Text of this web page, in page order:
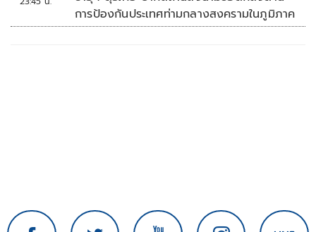
การป้องกันประเทศท่ามกลางสงครามในภูมิภาค